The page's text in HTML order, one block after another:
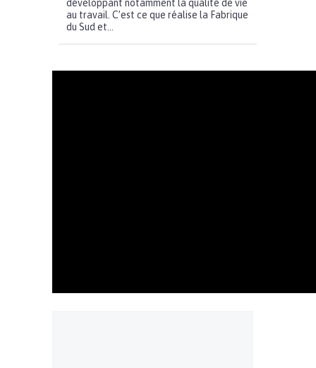
développant notamment la qualité de vie
au travail. C’est ce que réalise la Fabrique
du Sud et...